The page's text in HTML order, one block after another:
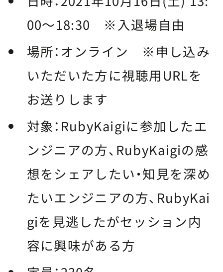
00〜18:30 ※入退場自由
場所：オンライン ※申し込み
いただいた方に視聴用URLを
お送りします
対象：RubyKaigiに参加したエ
ンジニアの方、RubyKaigiの感
想をシェアしたい・知見を深め
たいエンジニアの方、RubyKai
giを見逃したがセッション内
容に興味がある方